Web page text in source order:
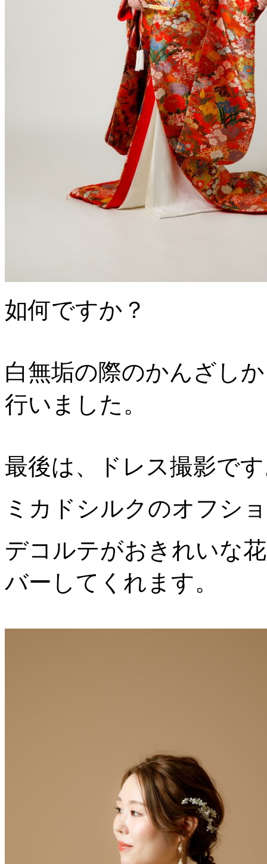
如何ですか？
白無垢の際のかんざし
行いました。
最後は、ドレス撮影で
ミカドシルクのオフシ
デコルテがおきれいな
バーしてくれます。